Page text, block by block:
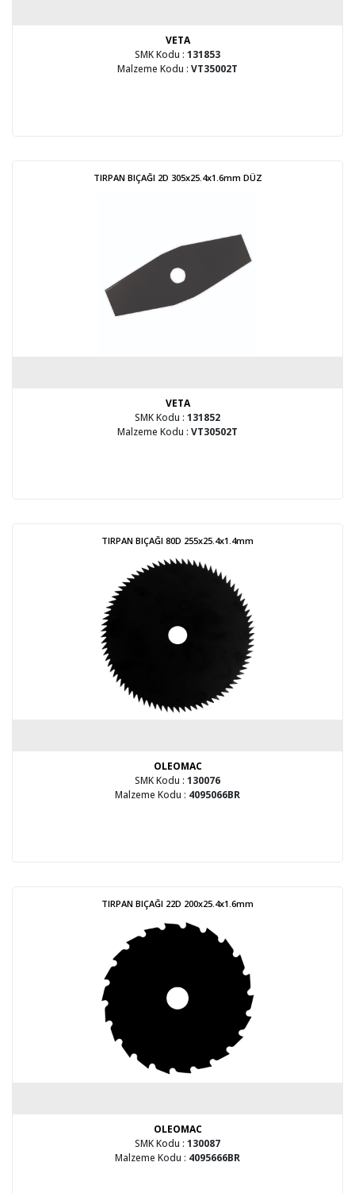
VETA
SMK Kodu : 131853
Malzeme Kodu : VT35002T
TIRPAN BIÇAĞI 2D 305x25.4x1.6mm DÜZ
VETA
SMK Kodu : 131852
Malzeme Kodu : VT30502T
TIRPAN BIÇAĞI 80D 255x25.4x1.4mm
OLEOMAC
SMK Kodu : 130076
Malzeme Kodu : 4095066BR
TIRPAN BIÇAĞI 22D 200x25.4x1.6mm
OLEOMAC
SMK Kodu : 130087
Malzeme Kodu : 4095666BR